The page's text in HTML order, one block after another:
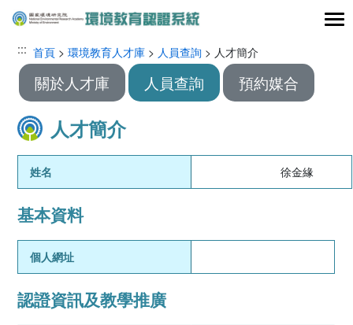
跳到主要內容區塊
:::
::: 首頁 >環境教育人才庫 > 人員查詢 > 人才簡介
關於人才庫 人員查詢 預約媒合
人才簡介
姓名 徐金緣
基本資料
個人網址
認證資訊及教學推廣